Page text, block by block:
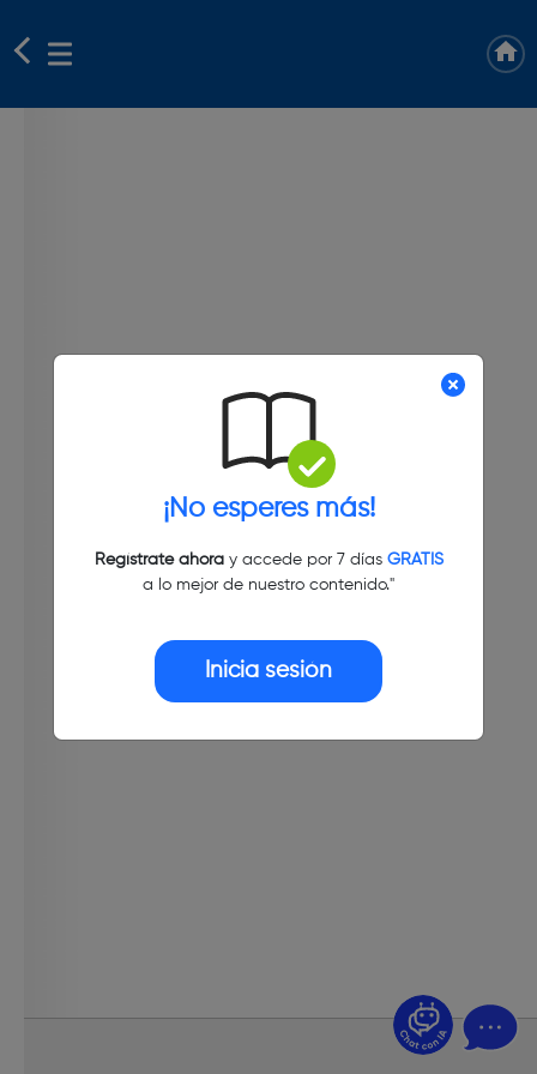
¡No esperes más!
Regístrate ahoray accede por 7 días GRATIS
a lo mejor de nuestro contenido."
Inicia sesión